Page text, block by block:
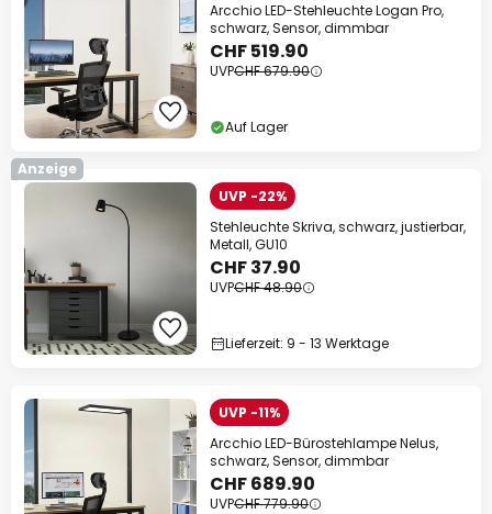
Arcchio LED-Stehleuchte Logan Pro,
schwarz, Sensor, dimmbar
CHF 519.90
UVPCHF 679.90
Auf Lager
Anzeige
UVP -22%
Stehleuchte Skriva, schwarz, justierbar,
Metall, GU10
CHF 37.90
UVPCHF 48.90
Lieferzeit: 9 - 13 Werktage
UVP -11%
Arcchio LED-Bürostehlampe Nelus,
schwarz, Sensor, dimmbar
CHF 689.90
UVPCHF 779.90